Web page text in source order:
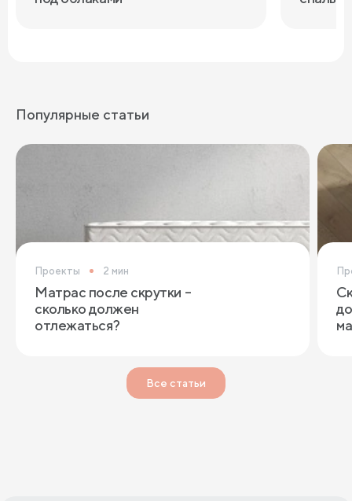
Популярные статьи
Проекты 2 мин
Матрас после скрутки –
сколько должен
отлежаться?
Все статьи